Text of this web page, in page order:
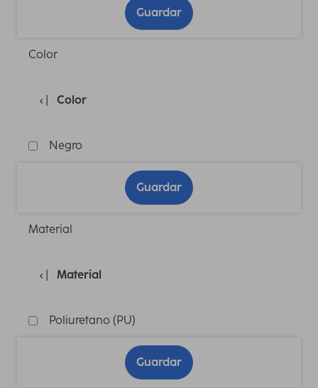
Guardar
Color
Color
Negro
Guardar
Material
Material
Poliuretano (PU)
Guardar